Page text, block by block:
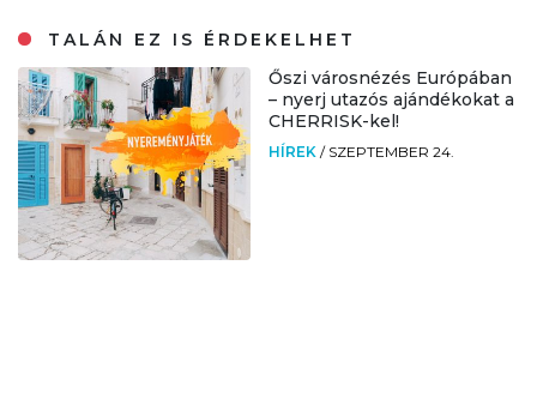
TALÁN EZ IS ÉRDEKELHET
Őszi városnézés Európában
– nyerj utazós ajándékokat a
CHERRISK-kel!
HÍREK / SZEPTEMBER 24.